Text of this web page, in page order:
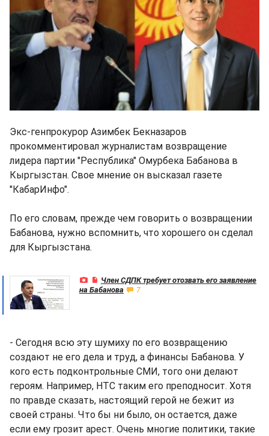
Экс-генпрокурор Азимбек Бекназаров
прокомментировал журналистам возвращение
лидера партии "Республика" Омурбека Бабанова в
Кыргызстан. Свое мнение он высказал газете
"КабарИнфо".
По его словам, прежде чем говорить о возвращении
Бабанова, нужно вспомнить, что хорошего он сделал
для Кыргызстана.
Член СДПК требует отозвать его заявление
на Бабанова
7
- Сегодня всю эту шумиху по его возвращению
создают не его дела и труд, а финансы Бабанова. У
кого есть подконтрольные СМИ, того они делают
героям. Например, НТС таким его преподносит. Хотя
по правде сказать, настоящий герой не бежит из
своей страны. Что бы ни было, он остается, даже
если ему грозит арест. Очень многие политики, такие